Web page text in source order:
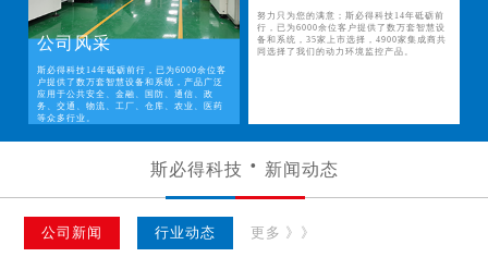
公司风采
斯必得科技14年砥砺前行，已为6000余位客
户提供了数万套智慧设备和系统，产品广泛
应用于公共安全、金融、国防、通信、政
务、交通、物流、工厂、仓库、农业、医药
等众多行业。
努力只为您的满意；斯必得科技14年砥砺前
行，已为6000余位客户提供了数万套智慧设
备和系统，35家上市选择，4900家集成商共
同选择了我们的动力环境监控产品。
斯必得科技 新闻动态
公司新闻 行业动态 更多 》》